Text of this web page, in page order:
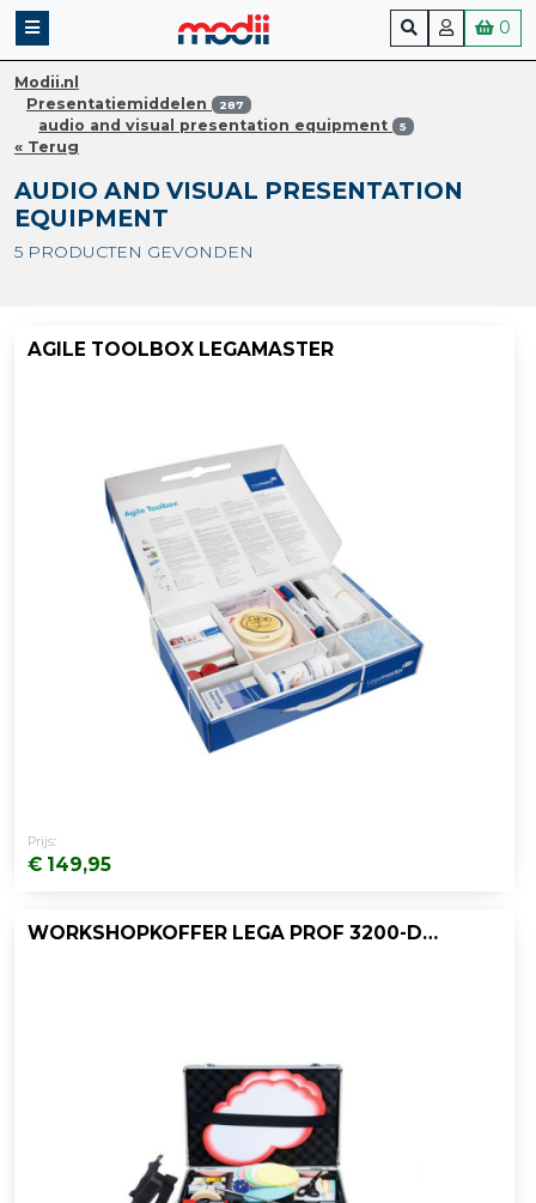
0
Modii.nl
Presentatiemiddelen
287
audio and visual presentation equipment 5
« Terug
AUDIO AND VISUAL PRESENTATION
EQUIPMENT
5 PRODUCTEN GEVONDEN
AGILE TOOLBOX LEGAMASTER
Prijs:
€ 149,95
WORKSHOPKOFFER LEGA PROF 3200-DELIG